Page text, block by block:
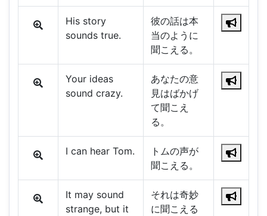
His story
sounds true.
彼の話は本
当のように
聞こえる。
Your ideas
sound crazy.
あなたの意
見はばかげ
て聞こえ
る。
I can hear Tom.
トムの声が
聞こえる。
It may sound
strange, but it
それは奇妙
に聞こえる